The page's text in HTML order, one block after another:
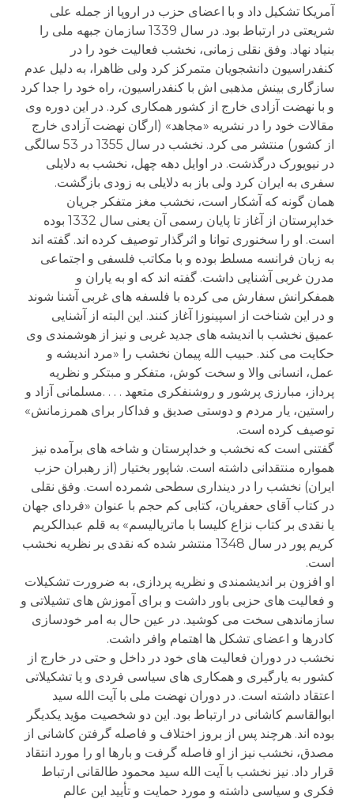
آمریکا تشکیل داد و با اعضای حزب در اروپا از جمله علی
شریعتی در ارتباط بود. در سال 1339 سازمان جبهه ملی را
بنیاد نهاد. وفق نقلی زمانی، نخشب فعالیت خود را در
کنفدراسیون دانشجویان متمرکز کرد ولی ظاهرا، به دلیل عدم
سازگاری بینش مذهبی اش با کنفدراسیون، راه خود را جدا کرد
و با نهضت آزادی خارج از کشور همکاری کرد. در این دوره وی
مقالات خود را در نشریه «مجاهد» (ارگان نهضت آزادی خارج
از کشور) منتشر می کرد. نخشب در سال 1355 در 53 سالگی
در نیویورک درگذشت. در اوایل دهه چهل، نخشب به دلایلی
سفری به ایران کرد ولی باز به دلایلی به زودی بازگشت.
همان گونه که آشکار است، نخشب مغز متفکر جریان
خداپرستان از آغاز تا پایان رسمی آن یعنی سال 1332 بوده
است. او را سخنوری توانا و اثرگذار توصیف کرده اند. گفته اند
به زبان فرانسه مسلط بوده و با مکاتب فلسفی و اجتماعی
مدرن غربی آشنایی داشت. گفته اند که او به یاران و
همفکرانش سفارش می کرده با فلسفه های غربی آشنا شوند
و در این شناخت از اسپینوزا آغاز کنند. این البته از آشنایی
عمیق نخشب با اندیشه های جدید غربی و نیز از هوشمندی وی
حکایت می کند. حبیب الله پیمان نخشب را «مرد اندیشه و
عمل، انسانی والا و سخت کوش، متفکر و مبتکر و نظریه
پرداز، مبارزی پرشور و روشنفکری متعهد . . . .مسلمانی آزاد و
راستین، یار مردم و دوستی صدیق و فداکار برای همرزمانش»
توصیف کرده است.
گفتنی است که نخشب و خداپرستان و شاخه های برآمده نیز
همواره منتقدانی داشته است. شاپور بختیار (از رهبران حزب
ایران) نخشب را در دینداری سطحی شمرده است. وفق نقلی
در کتاب آقای حعفریان، کتابی کم حجم با عنوان «فردای جهان
یا نقدی بر کتاب نزاع کلیسا با ماتریالیسم» به قلم عبدالکریم
کریم پور در سال 1348 منتشر شده که نقدی بر نظریه نخشب
است.
او افزون بر اندیشمندی و نظریه پردازی، به ضرورت تشکیلات
و فعالیت های حزبی باور داشت و برای آموزش های تشیلاتی و
سازماندهی سخت می کوشید. در عین حال به امر خودسازی
کادرها و اعضای تشکل ها اهتمام وافر داشت.
نخشب در دوران فعالیت های خود در داخل و حتی در خارج از
کشور به یارگیری و همکاری های سیاسی فردی و یا تشکیلاتی
اعتقاد داشته است. در دوران نهضت ملی با آیت الله سید
ابوالقاسم کاشانی در ارتباط بود. این دو شخصیت مؤید یکدیگر
بوده اند. هرچند پس از بروز اختلاف و فاصله گرفتن کاشانی از
مصدق، نخشب نیز از او فاصله گرفت و بارها او را مورد انتقاد
قرار داد. نیز نخشب با آیت الله سید محمود طالقانی ارتباط
فکری و سیاسی داشته و مورد حمایت و تأیید این عالم